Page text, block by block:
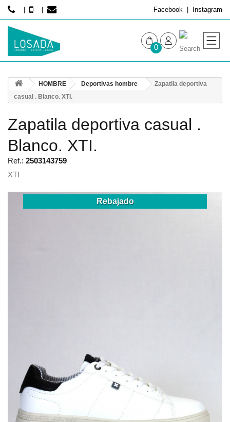
Facebook Instagram
0
HOMBRE
HOMBRE Deportivas hombre
Zapatila deportiva
casual . Blanco. XTI.
Zapatila deportiva casual .
Blanco. XTI.
Ref.: 2503143759
XTI
Rebajado